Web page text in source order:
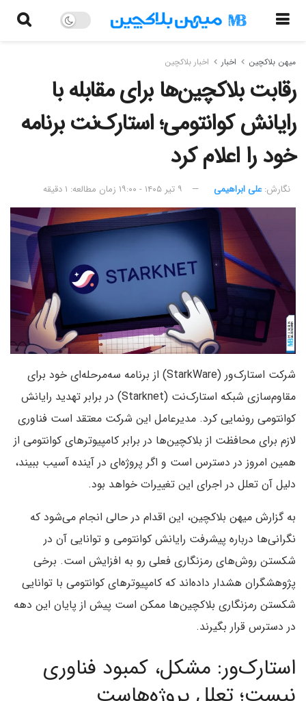
میهن بلاکچین اخبار اخبار بلاکچین
رقابت بلاکچین‌ها برای مقابله با
رایانش کوانتومی؛ استارک‌نت برنامه
خود را اعلام کرد
نگارش:‌ علی ابراهیمی ۹ تیر ۱۴۰۵ - ۱۹:۰۰ زمان مطالعه: ۱ دقیقه
شرکت استارک‌ور (StarkWare) از برنامه سه‌مرحله‌ای خود برای
مقاوم‌سازی شبکه استارک‌نت (Starknet) در برابر تهدید رایانش
کوانتومی رونمایی کرد. مدیرعامل این شرکت معتقد است فناوری
لازم برای محافظت از بلاکچین‌ها در برابر کامپیوترهای کوانتومی از
همین امروز در دسترس است و اگر پروژه‌ای در آینده آسیب ببیند،
دلیل آن تعلل در اجرای این تغییرات خواهد بود.
به گزارش میهن بلاکچین، این اقدام در حالی انجام می‌شود که
نگرانی‌ها درباره پیشرفت رایانش کوانتومی و توانایی آن در
شکستن روش‌های رمزنگاری فعلی رو به افزایش است. برخی
پژوهشگران هشدار داده‌اند که کامپیوترهای کوانتومی با توانایی
شکستن رمزنگاری بلاکچین‌ها ممکن است پیش از پایان این دهه
در دسترس قرار بگیرند.
استارک‌ور: مشکل، کمبود فناوری